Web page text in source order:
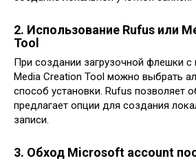
2. Использование Rufus или
Tool
При создании загрузочной флешки
Media Creation Tool можно выбрать
способ установки. Rufus позволяет
предлагает опции для создания
записи.
3. Обход Microsoft account